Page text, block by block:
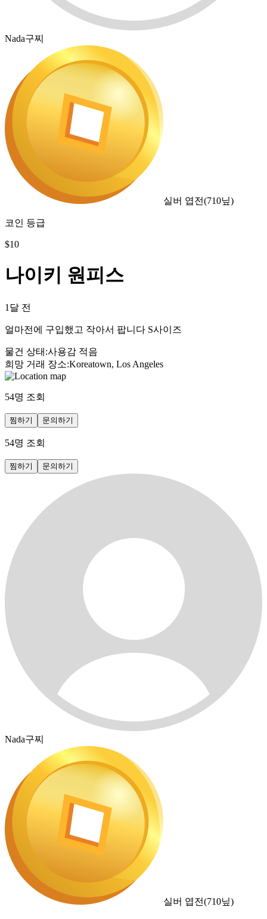
Nada구찌
실버 엽전(710닢)
코인 등급
$10
나이키 원피스
1달 전
얼마전에 구입했고 작아서 팝니다 S사이즈
물건 상태 :사용감 적음
희망 거래 장소:Koreatown, Los Angeles
54명 조회
찜하기 문의하기
54명 조회
찜하기 문의하기
Nada구찌
실버 엽전(710닢)